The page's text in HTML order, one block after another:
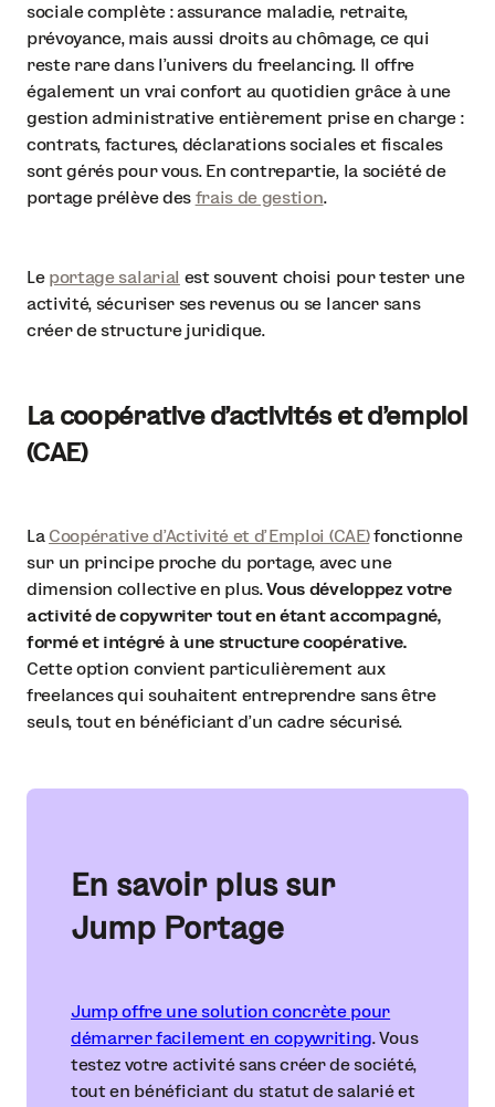
sociale complète : assurance maladie, retraite,
prévoyance, mais aussi droits au chômage, ce qui
reste rare dans l’univers du freelancing. Il offre
également un vrai confort au quotidien grâce à une
gestion administrative entièrement prise en charge :
contrats, factures, déclarations sociales et fiscales
sont gérés pour vous. En contrepartie, la société de
portage prélève des frais de gestion.
Le portage salarial est souvent choisi pour tester une
activité, sécuriser ses revenus ou se lancer sans
créer de structure juridique.
La coopérative d’activités et d’emploi
(CAE)
La Coopérative d'Activité et d'Emploi (CAE)fonctionne
sur un principe proche du portage, avec une
dimension collective en plus.Vous développez votre
activité de copywriter tout en étant accompagné,
formé et intégré à une structure coopérative.
Cette option convient particulièrement aux
freelances qui souhaitent entreprendre sans être
seuls, tout en bénéficiant d’un cadre sécurisé.
En savoir plus sur
Jump Portage
Jump offre une solution concrète pour
démarrer facilement en copywriting. Vous
testez votre activité sans créer de société,
tout en bénéficiant du statut de salarié et